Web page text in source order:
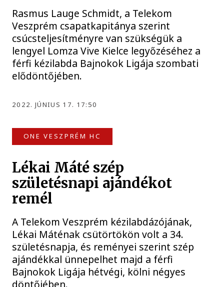
Rasmus Lauge Schmidt, a Telekom
Veszprém csapatkapitánya szerint
csúcsteljesítményre van szükségük a
lengyel Lomza Vive Kielce legyőzéséhez a
férfi kézilabda Bajnokok Ligája szombati
elődöntőjében.
2022. JÚNIUS 17. 17:50
ONE VESZPRÉM HC
Lékai Máté szép
születésnapi ajándékot
remél
A Telekom Veszprém kézilabdázójának,
Lékai Máténak csütörtökön volt a 34.
születésnapja, és reményei szerint szép
ajándékkal ünnepelhet majd a férfi
Bajnokok Ligája hétvégi, kölni négyes
döntőjében.